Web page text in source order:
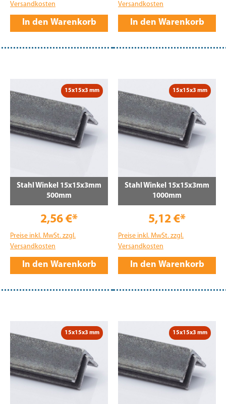
Versandkosten
In den Warenkorb
Versandkosten
In den Warenkorb
15x15x3 mm
Stahl Winkel 15x15x3mm
500mm
2,56 €*
Preise inkl. MwSt. zzgl.
Versandkosten
In den Warenkorb
15x15x3 mm
Stahl Winkel 15x15x3mm
1000mm
5,12 €*
Preise inkl. MwSt. zzgl.
Versandkosten
In den Warenkorb
15x15x3 mm 15x15x3 mm